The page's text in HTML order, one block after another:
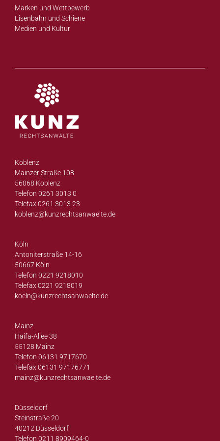
Marken und Wettbewerb
Eisenbahn und Schiene
Medien und Kultur
Koblenz
Mainzer Straße 108
56068 Koblenz
Telefon 0261 3013 0
Telefax 0261 3013 23
koblenz@kunzrechtsanwaelte.de
Köln
Antoniterstraße 14-16
50667 Köln
Telefon 0221 9218010
Telefax 0221 9218019
koeln@kunzrechtsanwaelte.de
Mainz
Haifa-Allee 38
55128 Mainz
Telefon 06131 9717670
Telefax 06131 97176771
mainz@kunzrechtsanwaelte.de
Düsseldorf
Steinstraße 20
40212 Düsseldorf
Telefon 0211 8909464-0